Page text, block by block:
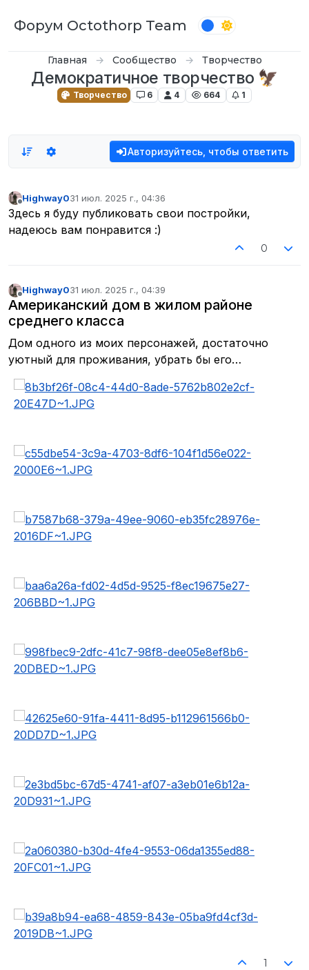
Форум Octothorp Team
Главная Сообщество Творчество
Демократичное творчество 🦅
Творчество 6 4 664 1
Авторизуйтесь, чтобы ответить
Не в сети
Highway031 июл. 2025 г., 04:36
отредактировано
Здесь я буду публиковать свои постройки,
надеюсь вам понравится :)
0
Не в сети
Highway031 июл. 2025 г., 04:39
отредактировано
Американский дом в жилом районе
среднего класса
Дом одного из моих персонажей, достаточно
уютный для проживания, убрать бы его…
1